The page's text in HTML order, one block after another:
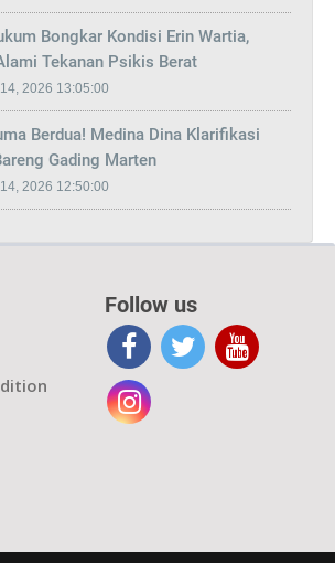
Bongkar Kondisi Erin Wartia,
Tekanan Psikis Berat
2026 13:05:00
Berdua! Medina Dina Klarifikasi
Gading Marten
2026 12:50:00
Follow us